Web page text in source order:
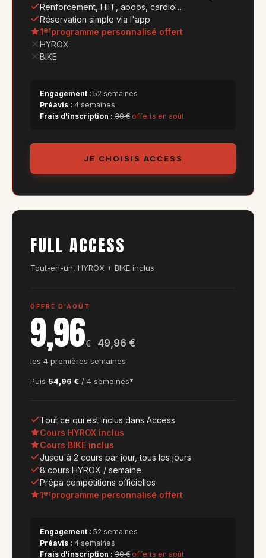
Renforcement, HIIT, abdos, cardio…
Réservation simple via l'app
1erprogramme personnalisé offert
HYROX
BIKE
Engagement : 52 semaines
Préavis : 4 semaines
Frais d'inscription : 30 € offerts en août
JE CHOISIS ACCESS
FULL ACCESS
Tout-en-un, HYROX + BIKE inclus
OFFRE D'AOÛT
9,96€ 49,96 €
les 4 premières semaines
Puis 54,96 € / 4 semaines*
Tout ce qui est inclus dans Access
Cours HYROX inclus
Cours BIKE inclus
Jusqu'à 2 cours par jour, tous les jours
8 cours HYROX / semaine
Prépa compétitions officielles
1erprogramme personnalisé offert
Engagement : 52 semaines
Préavis : 4 semaines
Frais d'inscription : 30 € offerts en août